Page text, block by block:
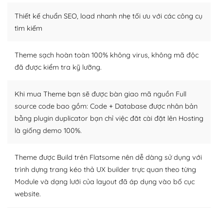
WordPress là nơi lưu trữ cho một diễn đàn cộng đồng
khổng lồ được kiểm duyệt bởi các nhân viên và những
Nếu bạn gặp khó khăn, bạn có thể lên mạng và tìm
kiếm những cộng đồng WordPress, họ sẽ giúp bạn trả
Cộng đồng sử dụng WordPress sẵn sàng hỗ trợ bạn
– Đa dạng plugin và themes
WordPress để tăng thêm các tính năng cần thiết. Có
nhiều plugin trả phí hoặc miễn phí.
Nhờ lượng người dùng đông đảo, thư viện themes và
plugin của WordPress rất phong phú. Bạn có thể thỏa
Thiết kế chuẩn SEO, load nhanh nhẹ tối ưu với các công cụ
tìm kiếm
Theme sạch hoàn toàn 100% không virus, không mã độc
đã được kiểm tra kỹ lưỡng.
Khi mua Theme bạn sẽ được bàn giao mã nguồn Full
source code bao gồm: Code + Database được nhân bản
bằng plugin duplicator bạn chỉ việc đăt cài đặt lên Hosting
là giống demo 100%.
Theme được Build trên Flatsome nên dễ dàng sử dụng với
trình dựng trang kéo thả UX builder trực quan theo từng
Module và dạng lưới của layout đã áp dụng vào bố cục
website.